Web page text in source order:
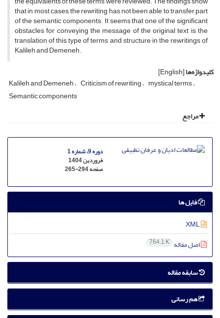
that in most cases, the rewriting has not been able to transfer part
of the semantic components. It seems that one of the significant
obstacles for conveying the message of the original text is the
translation of this type of terms and structure in the rewritings of
Kalileh and Demeneh.
کلیدواژه‌ها[English]
Kalileh and Demeneh Criticism of rewriting mystical terms
Semantic components
مراجع
دوره 9، شماره 1
فروردین 1404
صفحه265-294
فایل ها
اصل مقاله 764.1 K
سابقه مقاله
هم رسانی